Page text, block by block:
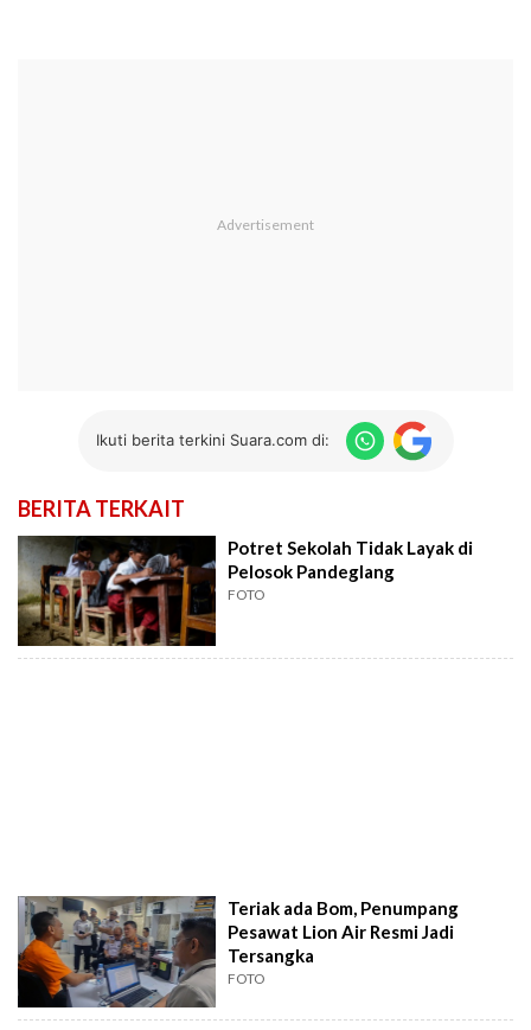
Ikuti berita terkini Suara.com di:
BERITA TERKAIT
Potret Sekolah Tidak Layak di
Pelosok Pandeglang
FOTO
Teriak ada Bom, Penumpang
Pesawat Lion Air Resmi Jadi
Tersangka
FOTO